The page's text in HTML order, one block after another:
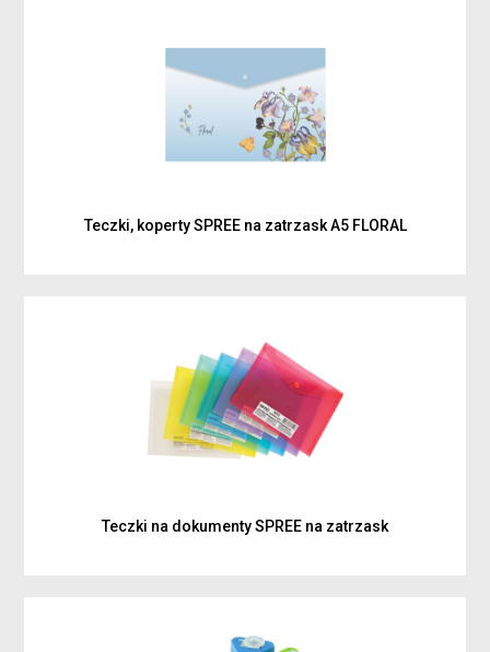
Teczki, koperty SPREE na zatrzask A5 FLORAL
Teczki na dokumenty SPREE na zatrzask